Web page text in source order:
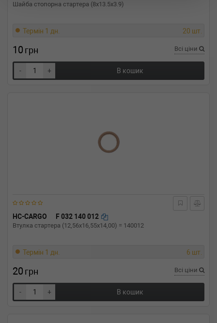
Шайба стопорна стартера (8x13.5x3.9)
Термін 1 дн. 20 шт.
10 грн Всі ціни
- + В кошик
HC-CARGO F 032 140 012
Втулка стартера (12,56x16,55x14,00) = 140012
Термін 1 дн. 6 шт.
20 грн Всі ціни
- + В кошик